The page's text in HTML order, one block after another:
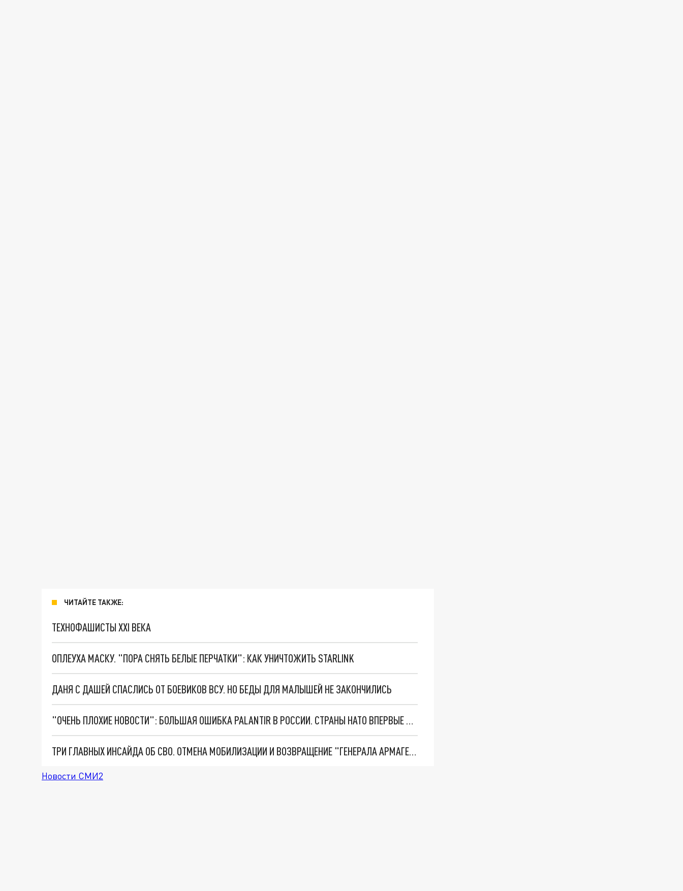
ЧИТАЙТЕ ТАКЖЕ:
ТЕХНОФАШИСТЫ XXI ВЕКА
ОПЛЕУХА МАСКУ. "ПОРА СНЯТЬ БЕЛЫЕ ПЕРЧАТКИ": КАК УНИЧТОЖИТЬ STARLINK
ДАНЯ С ДАШЕЙ СПАСЛИСЬ ОТ БОЕВИКОВ ВСУ. НО БЕДЫ ДЛЯ МАЛЫШЕЙ НЕ ЗАКОНЧИЛИСЬ
"ОЧЕНЬ ПЛОХИЕ НОВОСТИ": БОЛЬШАЯ ОШИБКА PALANTIR В РОССИИ. СТРАНЫ НАТО ВПЕРВЫЕ ЗА СВО ОСТАНОВИЛИ ПОСТАВКИ ОРУЖИЯ. ВСУ ТЕРЯЮТ ПРИГРАНИЧЬЕ?
ТРИ ГЛАВНЫХ ИНСАЙДА ОБ СВО. ОТМЕНА МОБИЛИЗАЦИИ И ВОЗВРАЩЕНИЕ "ГЕНЕРАЛА АРМАГЕДДОНА"? ОТЛИЧНЫЕ НОВОСТИ, КОТОРЫЕ ЖДАЛИ ВСЕ
Новости СМИ2